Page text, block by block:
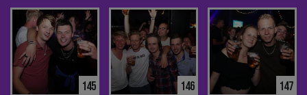
145 146 147